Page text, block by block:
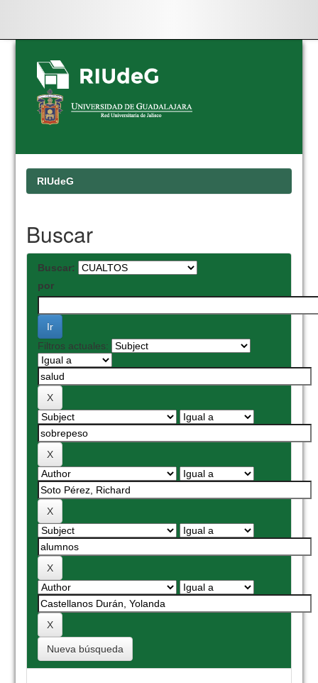
Skip
navigation
RIUdeG
Buscar
Buscar:
por
Filtros actuales:
Nueva búsqueda